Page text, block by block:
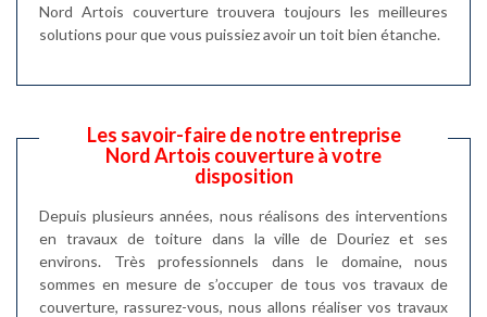
Nord Artois couverture trouvera toujours les meilleures
solutions pour que vous puissiez avoir un toit bien étanche.
Les savoir-faire de notre entreprise
Nord Artois couverture à votre
disposition
Depuis plusieurs années, nous réalisons des interventions
en travaux de toiture dans la ville de Douriez et ses
environs. Très professionnels dans le domaine, nous
sommes en mesure de s’occuper de tous vos travaux de
couverture, rassurez-vous, nous allons réaliser vos travaux